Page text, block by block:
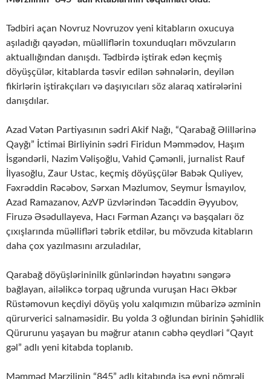
Tədbiri açan Novruz Novruzov yeni kitabların oxucuya
aşıladığı qayədən, müəlliflərin toxunduqları mövzuların
aktuallığından danışdı. Tədbirdə iştirak edən keçmiş
döyüşçülər, kitablarda təsvir edilən səhnələrin, deyilən
fikirlərin iştirakçıları və daşıyıcıları söz alaraq xatirələrini
danışdılar.
Azad Vətən Partiyasının sədri Akif Nağı, “Qarabağ Əlillərinə
Qayğı” İctimai Birliyinin sədri Firidun Məmmədov, Haşım
İsgəndərli, Nazim Vəlişoğlu, Vahid Çəmənli, jurnalist Rauf
İlyasoğlu, Zaur Ustac, keçmiş döyüşçülər Babək Quliyev,
Fəxrəddin Rəcəbov, Sərxan Məzlumov, Seymur İsmayılov,
Azad Ramazanov, AzVP üzvlərindən Tacəddin Əyyubov,
Firuzə Əsədullayeva, Hacı Fərman Azançı və başqaları öz
çıxışlarında müəllifləri təbrik etdilər, bu mövzuda kitabların
daha çox yazılmasını arzuladılar,
Qarabağ döyüşlərininilk günlərindən həyatını səngərə
bağlayan, ailəlikcə torpaq uğrunda vuruşan Hacı Əkbər
Rüstəmovun keçdiyi döyüş yolu xalqımızın mübarizə əzminin
qürurverici salnaməsidir. Bu yolda 3 oğlundan birinin Şəhidlik
Qürurunu yaşayan bu məğrur atanın cəbhə qeydləri “Qayıt
gəl” adlı yeni kitabda toplanıb.
Məmməd Mərzilinin “845” adlı kitabında isə eyni nömrəli